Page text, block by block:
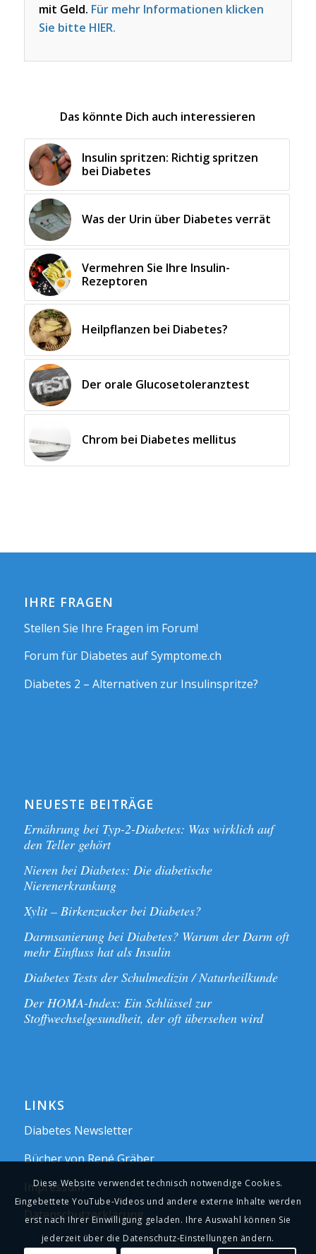
mit Geld. Für mehr Informationen klicken
Sie bitte HIER.
Das könnte Dich auch interessieren
Insulin spritzen: Richtig spritzen
bei Diabetes
Was der Urin über Diabetes verrät
Vermehren Sie Ihre Insulin-
Rezeptoren
Heilpflanzen bei Diabetes?
Der orale Glucosetoleranztest
Chrom bei Diabetes mellitus
IHRE FRAGEN
Stellen Sie Ihre Fragen im Forum!
Forum für Diabetes auf Symptome.ch
Diabetes 2 – Alternativen zur Insulinspritze?
NEUESTE BEITRÄGE
Ernährung bei Typ-2-Diabetes: Was wirklich auf
den Teller gehört
Nieren bei Diabetes: Die diabetische
Nierenerkrankung
Xylit – Birkenzucker bei Diabetes?
Darmsanierung bei Diabetes? Warum der Darm oft
mehr Einfluss hat als Insulin
Diabetes Tests der Schulmedizin / Naturheilkunde
Der HOMA-Index: Ein Schlüssel zur
Stoffwechselgesundheit, der oft übersehen wird
LINKS
Diabetes Newsletter
Bücher von René Gräber
Impressum
Datenschutzerklärung
Diese Website verwendet technisch notwendige Cookies.
Eingebettete YouTube-Videos und andere externe Inhalte werden
erst nach Ihrer Einwilligung geladen. Ihre Auswahl können Sie
jederzeit über die Datenschutz-Einstellungen ändern.